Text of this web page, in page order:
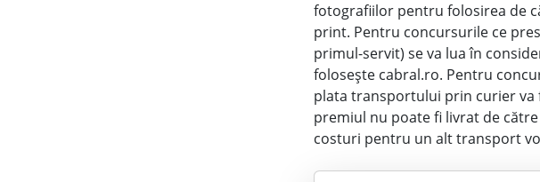
fotografiilor pentru folosirea de
print. Pentru concursurile ce
primul-servit) se va lua în
folosește cabral.ro. Pentru
plata transportului prin curier va
premiul nu poate fi livrat de
costuri pentru un alt transport